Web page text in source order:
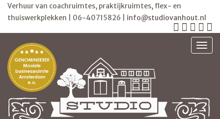
Verhuur van coachruimtes, praktijkruimtes, flex- en
thuiswerkplekken | 06-40715826 | info@studiovanhout.nl